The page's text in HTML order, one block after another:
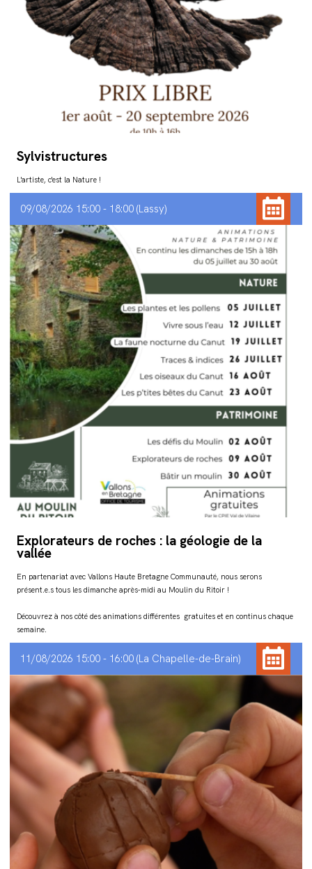
Sylvistructures
L'artiste, c'est la Nature !
09/08/2026 15:00 - 18:00 Lassy
Explorateurs de roches : la géologie de la
vallée
En partenariat avec Vallons Haute Bretagne Communauté, nous serons
présent.e.s tous les dimanche après-midi au Moulin du Ritoir !
Découvrez à nos côté des animations différentes gratuites et en continus chaque
semaine.
11/08/2026 15:00 - 16:00 La Chapelle-de-Brain